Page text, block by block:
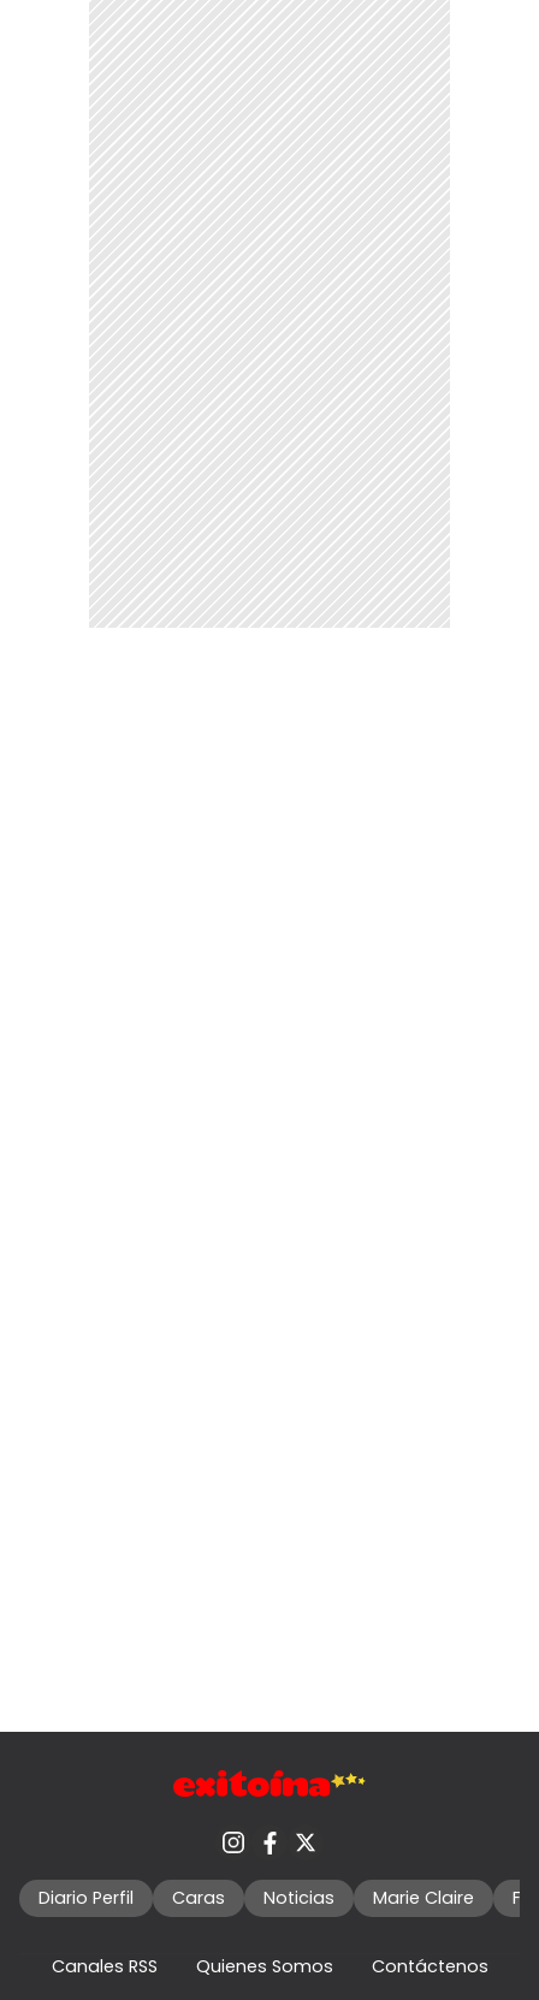
Diario Perfil Caras Noticias Marie Claire
Canales RSS Quienes Somos
Contáctenos